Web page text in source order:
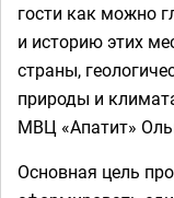
гости как можно
и историю этих
страны,
природы и
МВЦ «Апатит»
Основная цель